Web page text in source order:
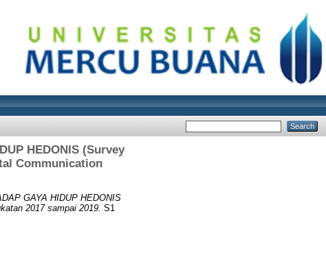
HEDONIS (Survey
Communication
GAYA HIDUP HEDONIS
2017 sampai 2019. S1